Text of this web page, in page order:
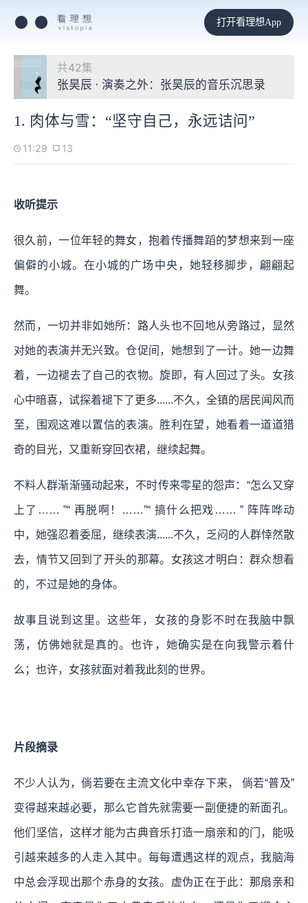
打开看理想App
共42集
张昊辰 · 演奏之外：张昊辰的音乐沉思录
1. 肉体与雪：“坚守自己，永远诘问”
11:29 13
收听提示
很久前，一位年轻的舞女，抱着传播舞蹈的梦想来到一座
偏僻的小城。在小城的广场中央，她轻移脚步，翩翩起
舞。
然而，一切并非如她所：路人头也不回地从旁路过，显然
对她的表演并无兴致。仓促间，她想到了一计。她一边舞
着，一边褪去了自己的衣物。旋即，有人回过了头。女孩
心中暗喜，试探着褪下了更多......不久，全镇的居民闻风而
至，围观这难以置信的表演。胜利在望，她看着一道道猎
奇的目光，又重新穿回衣裙，继续起舞。
不料人群渐渐骚动起来，不时传来零星的怨声：“怎么又穿
上了…… ”“ 再脱啊！……”“ 搞什么把戏…… ” 阵阵哗动
中，她强忍着委屈，继续表演......不久，乏闷的人群悻然散
去，情节又回到了开头的那幕。女孩这才明白：群众想看
的，不过是她的身体。
故事且说到这里。这些年，女孩的身影不时在我脑中飘
荡，仿佛她就是真的。也许，她确实是在向我警示着什
么；也许，女孩就面对着我此刻的世界。
片段摘录
不少人认为，倘若要在主流文化中幸存下来， 倘若“普及”
变得越来越必要，那么它首先就需要一副便捷的新面孔。
他们坚信，这样才能为古典音乐打造一扇亲和的门，能吸
引越来越多的人走入其中。每每遭遇这样的观点，我脑海
中总会浮现出那个赤身的女孩。 虚伪正在于此：那扇亲和